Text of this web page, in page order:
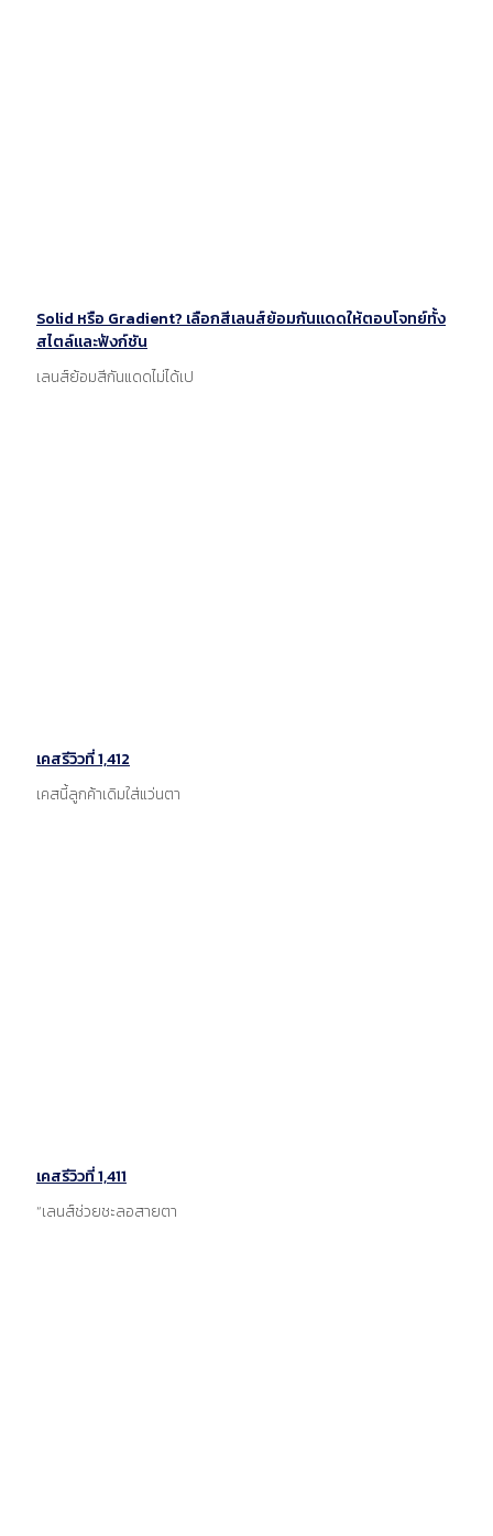
Solid หรือ Gradient? เลือกสีเลนส์ย้อมกันแดดให้ตอบโจทย์ทั้ง
สไตล์และฟังก์ชัน
เลนส์ย้อมสีกันแดดไม่ได้เป
เคสรีวิวที่ 1,412
เคสนี้ลูกค้าเดิมใส่แว่นตา
เคสรีวิวที่ 1,411
“เลนส์ช่วยชะลอสายตา